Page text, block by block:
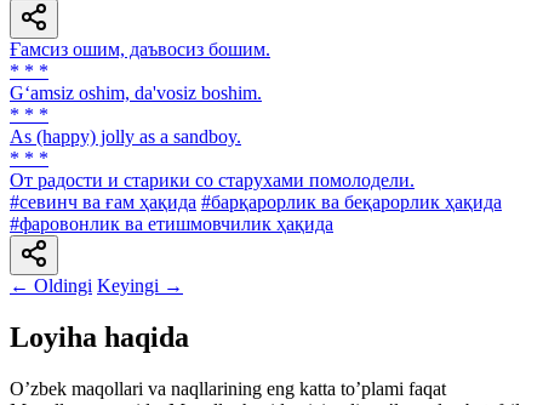
Ғамсиз ошим, даъвосиз бошим.
* * *
G‘amsiz oshim, da'vosiz boshim.
* * *
As (happy) jolly as a sandboy.
* * *
От радости и старики со старухами помолодели.
#севинч ва ғам ҳақида #барқарорлик ва беқарорлик ҳақида
#фаровонлик ва етишмовчилик ҳақида
← Oldingi Keyingi →
Loyiha haqida
Oʼzbek maqollari va naqllarining eng katta toʼplami faqat